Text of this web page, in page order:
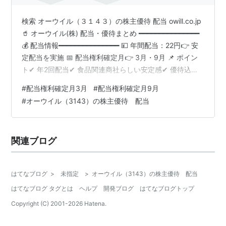
検索 オーウイル（３１４３）の株主優待 配当 owill.co.jp
🥤 オーウイル(株) 配当・優待まとめ ━━━━━━━━━━━━━━━
💰 配当情報━━━━━━━━━━━━━━━ 💴 年間配当：22円👉 安
定配当を実施 📅 配当権利確定月👉 3月・9月 📌 ポイン
ト✔ 年2回配当✔ 食品関連商社らしい安定感✔ 優待込み
━━━━━━━━━━━━━━━🎁 株主優待情報（重要）
━━━━━━━━━━━━━━━ 📅 優待権利確定月👉 9月 🎁 優待内
容 ① オリジナルQUOカード✨② ギフト商品（食料品）
#配当権利確定月3月 #配当権利確定月9月
#オーウイル（3143）の株主優待 配当
関連ブログ
はてなブログ > 未指定 > オーウイル（3143）の株主優待 配当
はてなブログ タグとは
ヘルプ 開発ブログ
はてなブログトップ
Copyright (C) 2001-2026 Hatena.